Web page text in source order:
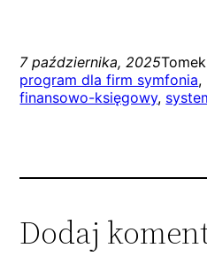
7 października, 2025
program dla firm symfonia,
finansowo-księgowy,
Dodaj